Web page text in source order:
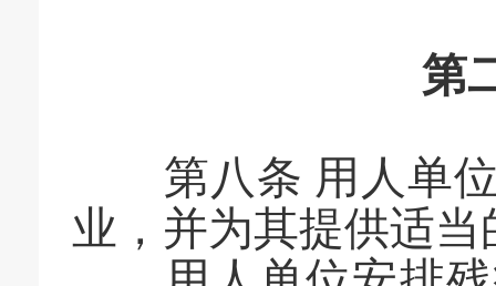
第
第八条 用人单位
业，并为其提供适